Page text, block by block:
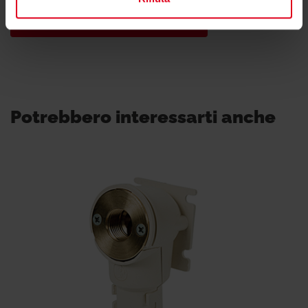
Trova il consulente di zona
Potrebbero interessarti anche